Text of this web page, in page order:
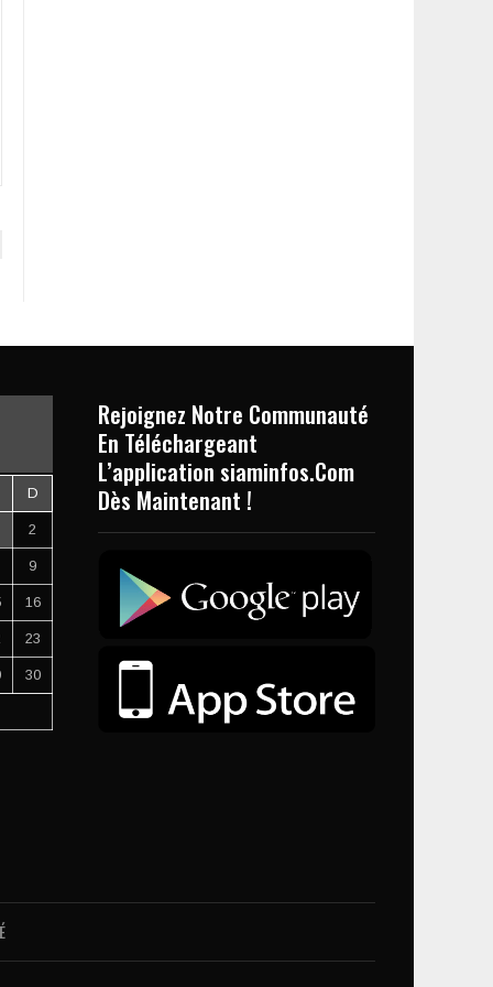
D
2
9
16
23
30
Rejoignez Notre Communauté
En Téléchargeant
L’application siaminfos.Com
Dès Maintenant !